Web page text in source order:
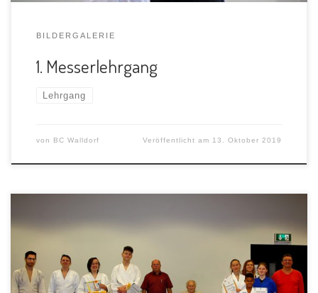
BILDERGALERIE
1. Messerlehrgang
Lehrgang
von BC Walldorf Veröffentlicht am 13. Oktober 2019
Herzlichen Glückwunsch an unsere Prüflinge